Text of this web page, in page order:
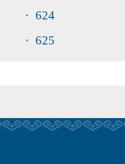
· 624
· 625